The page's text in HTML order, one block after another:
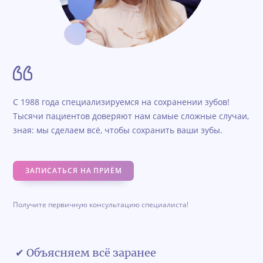
С 1988 года специализируемся на сохранении зубов!
Тысячи пациентов доверяют нам самые сложные случаи,
зная: мы сделаем всё, чтобы сохранить ваши зубы.
ЗАПИСАТЬСЯ НА ПРИЁМ
Получите первичную консультацию специалиста!
✔ Объясняем всё заранее